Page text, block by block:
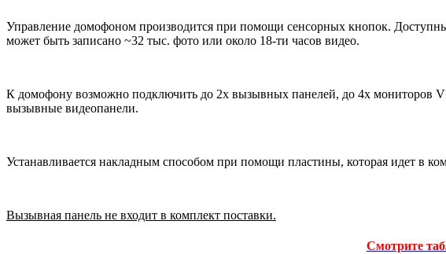
Управление домофоном производится при помощи сенсорных кнопок.
может быть записано ~32 тыс. фото или около 18-ти часов видео.
К домофону возможно подключить до 2х вызывных панелей, до 4х
вызывные видеопанели.
Устанавливается накладным способом при помощи пластины, которая идет в
Вызывная панель не входит в комплект поставки.
Смотрите